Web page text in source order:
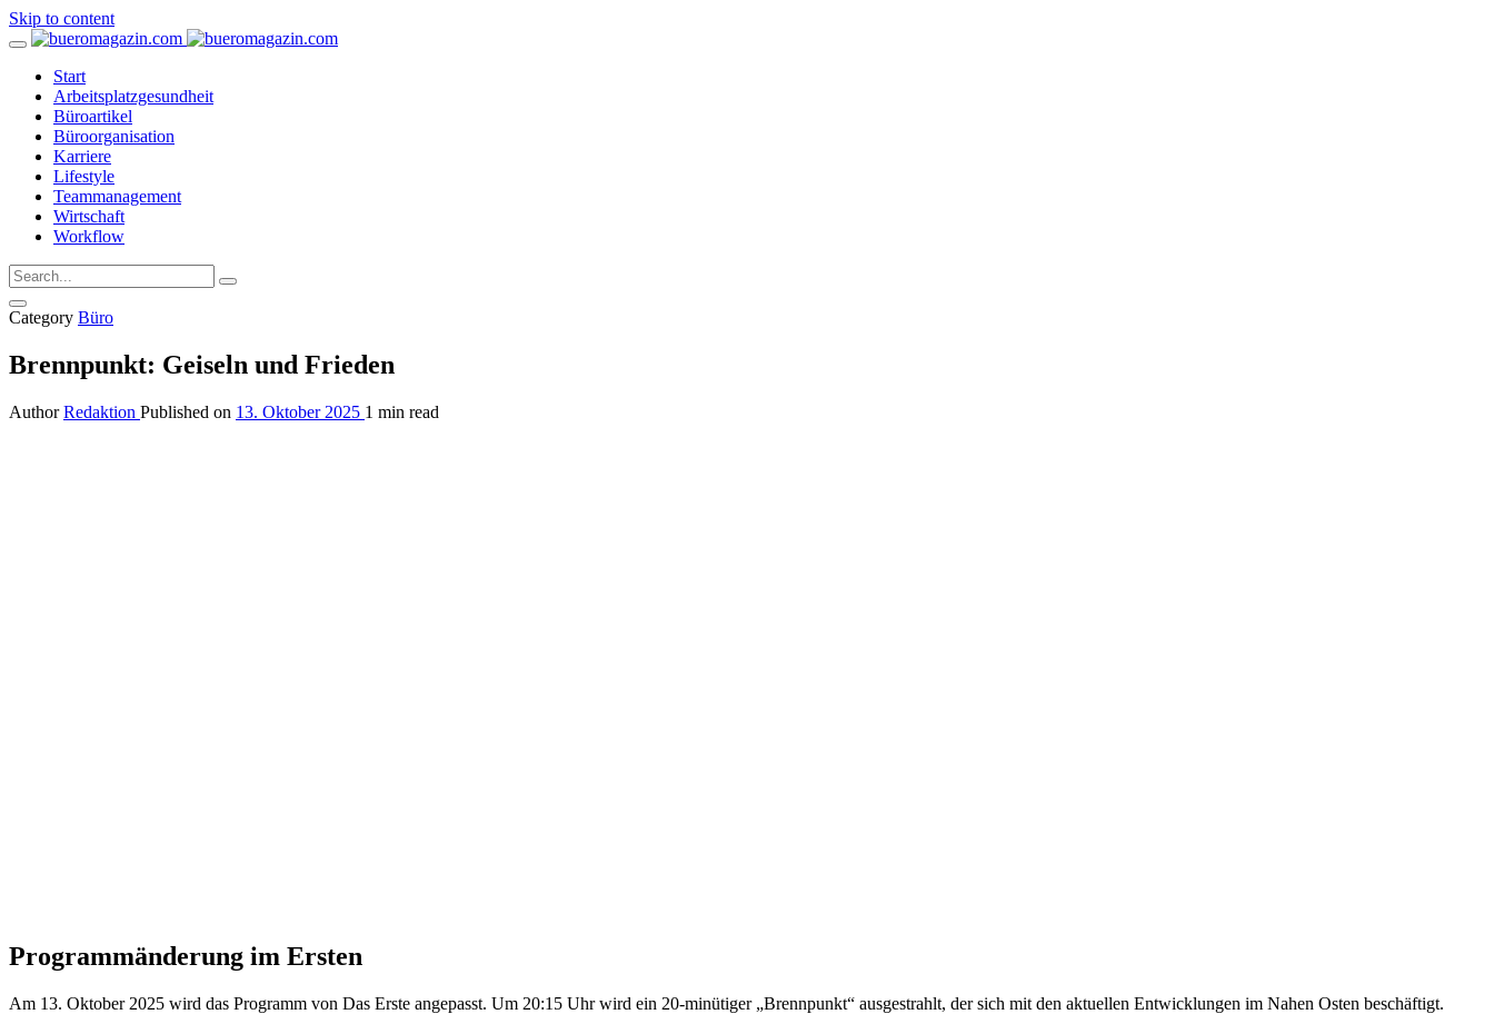
Skip to content
Start
Arbeitsplatzgesundheit
Büroartikel
Büroorganisation
Karriere
Lifestyle
Teammanagement
Wirtschaft
Workflow
Category Büro
Brennpunkt: Geiseln und Frieden
Author Redaktion Published on 13. Oktober 2025 1 min read
Programmänderung im Ersten
Am 13. Oktober 2025 wird das Programm von Das Erste angepasst. Um 20:15 Uhr wird ein 20-minütiger „Brennpunkt“ ausgestrahlt, der sich mit den aktuellen Entwicklungen im Nahen Osten beschäftigt.